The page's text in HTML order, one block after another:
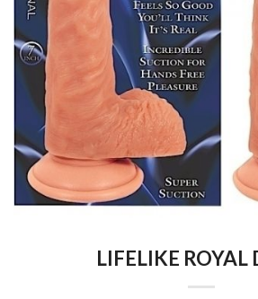
LIFELIKE ROYAL